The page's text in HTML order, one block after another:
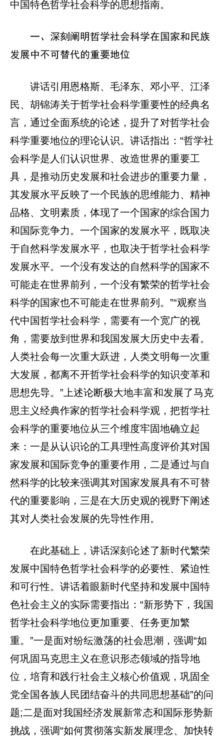
中国特色哲学社会科学的思想指南。
一、深刻阐明哲学社会科学在国家和民族
发展中不可替代的重要地位
讲话引用恩格斯、毛泽东、邓小平、江泽
民、胡锦涛关于哲学社会科学重要性的经典名
言，通过全面系统的论述，提升了对哲学社会
科学重要地位的理论认识。讲话指出：“哲学社
会科学是人们认识世界、改造世界的重要工
具，是推动历史发展和社会进步的重要力量，
其发展水平反映了一个民族的思维能力、精神
品格、文明素质，体现了一个国家的综合国力
和国际竞争力。一个国家的发展水平，既取决
于自然科学发展水平，也取决于哲学社会科学
发展水平。一个没有发达的自然科学的国家不
可能走在世界前列，一个没有繁荣的哲学社会
科学的国家也不可能走在世界前列。”“观察当
代中国哲学社会科学，需要有一个宽广的视
角，需要放到世界和我国发展大历史中去看。
人类社会每一次重大跃进，人类文明每一次重
大发展，都离不开哲学社会科学的知识变革和
思想先导。”上述论断极大地丰富和发展了马克
思主义经典作家的哲学社会科学观，把哲学社
会科学的重要地位从三个维度牢固地确立起
来：一是从认识论的工具理性高度评价其对国
家发展和国际竞争的重要作用，二是通过与自
然科学的比较来强调其对国家发展具有不可替
代的重要影响，三是在大历史观的视野下阐述
其对人类社会发展的先导性作用。
在此基础上，讲话深刻论述了新时代繁荣
发展中国特色哲学社会科学的必要性、紧迫性
和可行性。讲话着眼新时代坚持和发展中国特
色社会主义的实际需要指出：“新形势下，我国
哲学社会科学地位更加重要、任务更加繁
重。”一是面对纷纭激荡的社会思潮，强调“如
何巩固马克思主义在意识形态领域的指导地
位，培育和践行社会主义核心价值观，巩固全
党全国各族人民团结奋斗的共同思想基础”的问
题;二是面对我国经济发展新常态和国际形势新
挑战，强调“如何贯彻落实新发展理念、加快转